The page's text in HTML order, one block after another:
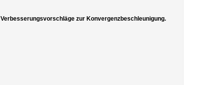
zur Konvergenzbeschleunigung.